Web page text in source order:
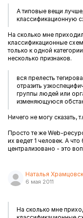
А типовые вещи
классификационную
На сколько мне
классификационные
только к одной
несколько признаков.
вся прелесть
отразить
группы людей или
изменяющуюся
Ничего не могу сказать,
Просто те же Web-
их ведет 1 человек. А что
централизовано - это
Наталья
6 мая 2011
На сколько мне